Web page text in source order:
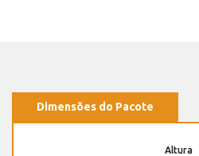
Dimensões do Pacote
Altura